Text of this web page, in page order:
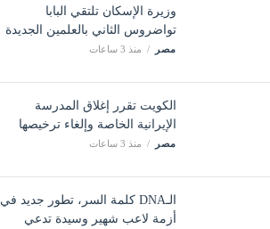
وزيرة الإسكان تلتقي البابا
تواضروس الثاني بالعلمين الجديدة
مصر منذ 3 ساعات
الكويت تقرر إغلاق المدرسة
الإيرانية الخاصة وإلغاء ترخيصها
مصر منذ 3 ساعات
الـDNA كلمة السر، تطور جديد في
أزمة لاعب شهير وسيدة تدعي